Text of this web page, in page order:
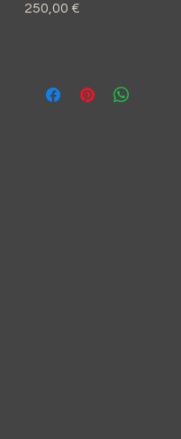
250,00 €